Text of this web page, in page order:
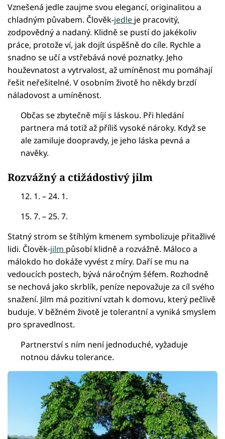
Vznešená jedle zaujme svou elegancí, originalitou a
chladným půvabem. Člověk-jedle je pracovitý,
zodpovědný a nadaný. Klidně se pustí do jakékoliv
práce, protože ví, jak dojít úspěšně do cíle. Rychle a
snadno se učí a vstřebává nové poznatky. Jeho
houževnatost a vytrvalost, až umíněnost mu pomáhají
řešit neřešitelné. V osobním životě ho někdy brzdí
náladovost a umíněnost.
Občas se zbytečně míjí s láskou. Při hledání
partnera má totiž až příliš vysoké nároky. Když se
ale zamiluje doopravdy, je jeho láska pevná a
navěky.
Rozvážný a ctižádostivý jilm
12. 1. – 24. 1.
15. 7. – 25. 7.
Statný strom se štíhlým kmenem symbolizuje přitažlivé
lidi. Člověk-jilm působí klidně a rozvážně. Máloco a
málokdo ho dokáže vyvést z míry. Daří se mu na
vedoucích postech, bývá náročným šéfem. Rozhodně
se nechová jako skrblík, peníze nepovažuje za cíl svého
snažení. Jilm má pozitivní vztah k domovu, který pečlivě
buduje. V běžném životě je tolerantní a vyniká smyslem
pro spravedlnost.
Partnerství s ním není jednoduché, vyžaduje
notnou dávku tolerance.